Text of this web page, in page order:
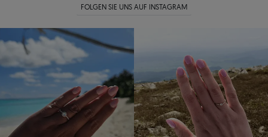
FOLGEN SIE UNS AUF INSTAGRAM